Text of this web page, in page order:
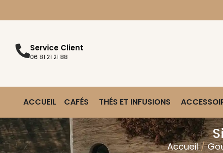
Service Client
06 81 21 21 88
ACCUEIL CAFÉS THÉS ET INFUSIONS
Accueil/